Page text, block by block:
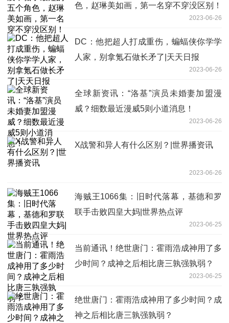
色，赵琳美如画，第一名穿不穿没区别！
2023-06-26
DC：他把超人打成重伤，蝙蝠侠你学学
人家，别拿氪石做长矛了|天天日报
2023-06-26
全球新资讯：“洛基”演员未婚妻加盟漫
威？细数最近漫威5则小道消息！
2023-06-26
X战警和异人有什么区别？|世界播资讯
2023-06-26
海贼王1066集：旧时代落幕，基德和罗
联手击败四皇大妈|世界热点评
2023-06-25
当前通讯！绝世唐门：霍雨浩成神用了多
少时间？成神之后相比唐三孰强孰弱？
2023-06-25
绝世唐门：霍雨浩成神用了多少时间？成
神之后相比唐三孰强孰弱？